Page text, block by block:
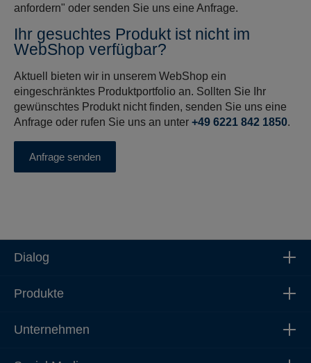
anfordern" oder senden Sie uns eine Anfrage.
Ihr gesuchtes Produkt ist nicht im
WebShop verfügbar?
Aktuell bieten wir in unserem WebShop ein
eingeschränktes Produktportfolio an. Sollten Sie Ihr
gewünschtes Produkt nicht finden, senden Sie uns eine
Anfrage oder rufen Sie uns an unter +49 6221 842 1850.
Anfrage senden
Dialog
Produkte
Unternehmen